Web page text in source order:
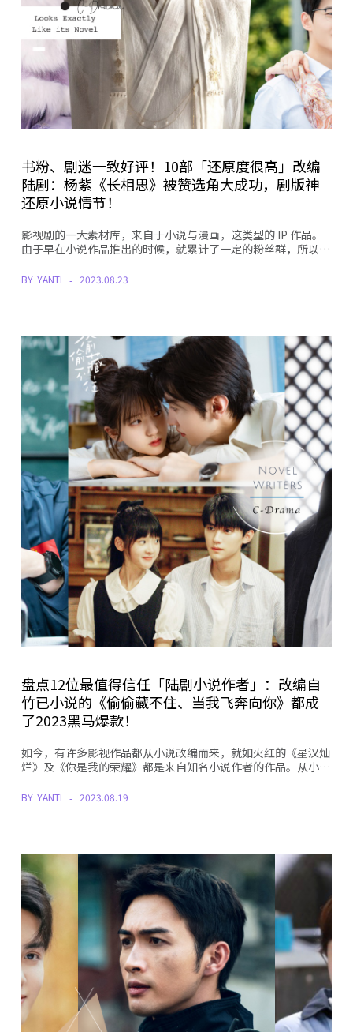
书粉、剧迷一致好评！10部「还原度很高」改编
陆剧：杨紫《长相思》被赞选角大成功，剧版神
还原小说情节！
影视剧的一大素材库，来自于小说与漫画，这类型的 IP 作品。
由于早在小说作品推出的时候，就累计了一定的粉丝群，所以…
BY YANTI 2023.08.23
盘点12位最值得信任「陆剧小说作者」：改编自
竹已小说的《偷偷藏不住、当我飞奔向你》都成
了2023黑马爆款！
如今，有许多影视作品都从小说改编而来，就如火红的《星汉灿
烂》及《你是我的荣耀》都是来自知名小说作者的作品。从小…
BY YANTI 2023.08.19